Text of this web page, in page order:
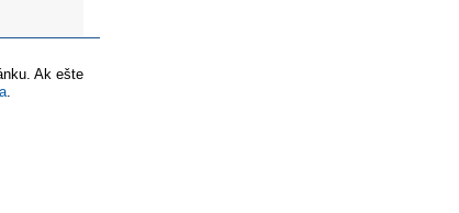
Ak ešte